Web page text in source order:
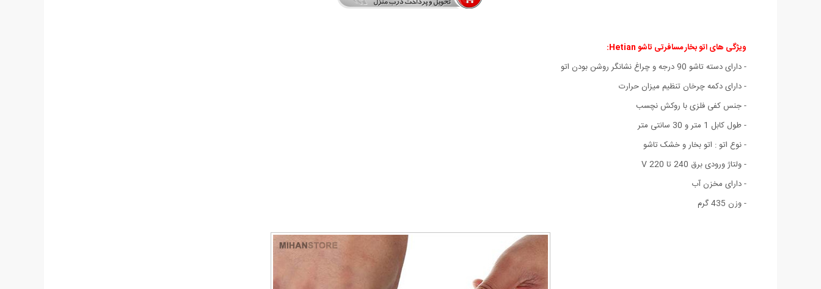
ویژگی های اتو بخار مسافرتی تاشو Hetian:
- دارای دسته تاشو 90 درجه و چراغ نشانگر روشن بودن اتو
- دارای دکمه چرخان تنظیم میزان حرارت
- جنس کفی فلزی با روکش نچسب
- طول کابل 1 متر و 30 سانتی متر
- نوع اتو : اتو بخار و خشک تاشو
- ولتاژ ورودی برق 240 تا 220 V
- دارای مخزن آب
- وزن 435 گرم